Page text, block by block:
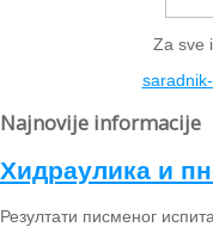
Za sve
Najnovije informacije
Хидраулика и
Резултати писменог